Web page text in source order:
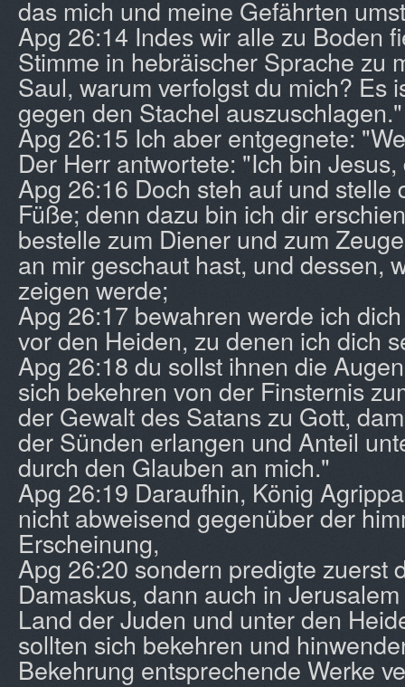
das mich und meine Gefährten
Apg 26:14 Indes wir alle zu Boden
Stimme in hebräischer Sprache zu
Saul, warum verfolgst du mich? Es
gegen den Stachel auszuschlagen."
Apg 26:15 Ich aber entgegnete:
Der Herr antwortete: "Ich bin
Apg 26:16 Doch steh auf und stelle
Füße; denn dazu bin ich dir
bestelle zum Diener und zum
an mir geschaut hast, und dessen,
zeigen werde;
Apg 26:17 bewahren werde ich
vor den Heiden, zu denen ich dich
Apg 26:18 du sollst ihnen die
sich bekehren von der Finsternis
der Gewalt des Satans zu Gott,
der Sünden erlangen und Anteil
durch den Glauben an mich."
Apg 26:19 Daraufhin, König
nicht abweisend gegenüber der
Erscheinung,
Apg 26:20 sondern predigte zuerst
Damaskus, dann auch in
Land der Juden und unter den
sollten sich bekehren und
Bekehrung entsprechende Werke